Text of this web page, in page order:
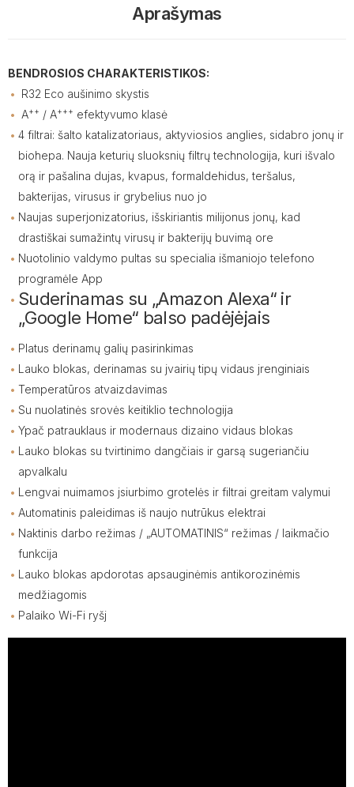
Aprašymas
BENDROSIOS CHARAKTERISTIKOS:
R32 Eco aušinimo skystis
A++ / A+++ efektyvumo klasė
4 filtrai: šalto katalizatoriaus, aktyviosios anglies, sidabro jonų ir
biohepa. Nauja keturių sluoksnių filtrų technologija, kuri išvalo
orą ir pašalina dujas, kvapus, formaldehidus, teršalus,
bakterijas, virusus ir grybelius nuo jo
Naujas superjonizatorius, išskiriantis milijonus jonų, kad
drastiškai sumažintų virusų ir bakterijų buvimą ore
Nuotolinio valdymo pultas su specialia išmaniojo telefono
programėle App
Suderinamas su „Amazon Alexa“ ir
„Google Home“ balso padėjėjais
Platus derinamų galių pasirinkimas
Lauko blokas, derinamas su jvairių tipų vidaus jrenginiais
Temperatūros atvaizdavimas
Su nuolatinės srovės keitiklio technologija
Ypač patrauklaus ir modernaus dizaino vidaus blokas
Lauko blokas su tvirtinimo dangčiais ir garsą sugeriančiu
apvalkalu
Lengvai nuimamos jsiurbimo grotelės ir filtrai greitam valymui
Automatinis paleidimas iš naujo nutrūkus elektrai
Naktinis darbo režimas / „AUTOMATINIS“ režimas / laikmačio
funkcija
Lauko blokas apdorotas apsauginėmis antikorozinėmis
medžiagomis
Palaiko Wi-Fi ryšj